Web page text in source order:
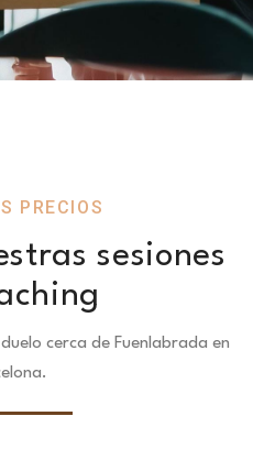
PRECIOS
sesiones
cerca de Fuenlabrada en